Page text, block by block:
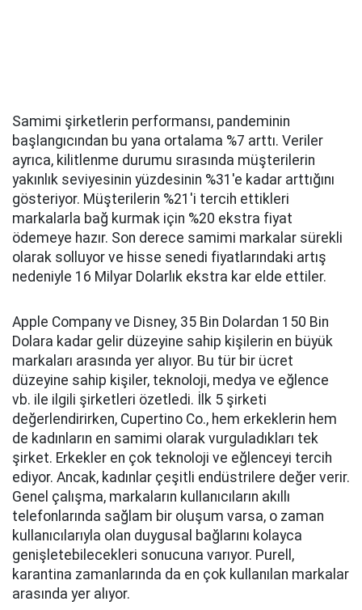
Samimi şirketlerin performansı, pandeminin
başlangıcından bu yana ortalama %7 arttı. Veriler
ayrıca, kilitlenme durumu sırasında müşterilerin
yakınlık seviyesinin yüzdesinin %31'e kadar arttığını
gösteriyor. Müşterilerin %21'i tercih ettikleri
markalarla bağ kurmak için %20 ekstra fiyat
ödemeye hazır. Son derece samimi markalar sürekli
olarak solluyor ve hisse senedi fiyatlarındaki artış
nedeniyle 16 Milyar Dolarlık ekstra kar elde ettiler.
Apple Company ve Disney, 35 Bin Dolardan 150 Bin
Dolara kadar gelir düzeyine sahip kişilerin en büyük
markaları arasında yer alıyor. Bu tür bir ücret
düzeyine sahip kişiler, teknoloji, medya ve eğlence
vb. ile ilgili şirketleri özetledi. İlk 5 şirketi
değerlendirirken, Cupertino Co., hem erkeklerin hem
de kadınların en samimi olarak vurguladıkları tek
şirket. Erkekler en çok teknoloji ve eğlenceyi tercih
ediyor. Ancak, kadınlar çeşitli endüstrilere değer verir.
Genel çalışma, markaların kullanıcıların akıllı
telefonlarında sağlam bir oluşum varsa, o zaman
kullanıcılarıyla olan duygusal bağlarını kolayca
genişletebilecekleri sonucuna varıyor. Purell,
karantina zamanlarında da en çok kullanılan markalar
arasında yer alıyor.